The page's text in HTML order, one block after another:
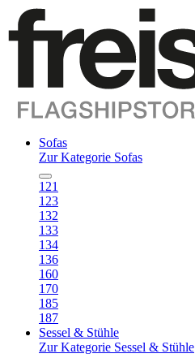
Sofas
Zur Kategorie Sofas
121
123
132
133
134
136
160
170
185
187
Sessel & Stühle
Zur Kategorie Sessel & Stühle